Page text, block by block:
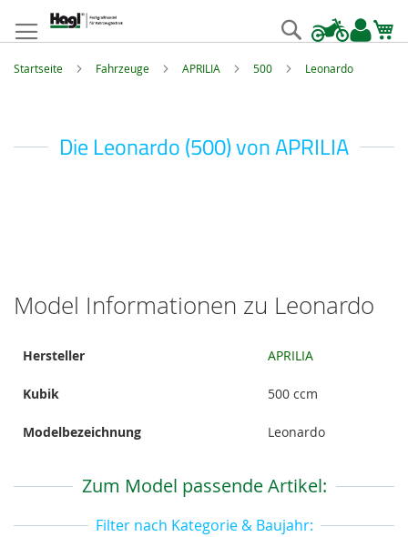
springen
Suche
Startseite Fahrzeuge APRILIA 500 Leonardo
Die Leonardo (500) von APRILIA
Model Informationen zu Leonardo
Informationen
Hersteller APRILIA
Kubik 500 ccm
Modelbezeichnung Leonardo
Zum Model passende Artikel:
Filter nach Kategorie & Baujahr: